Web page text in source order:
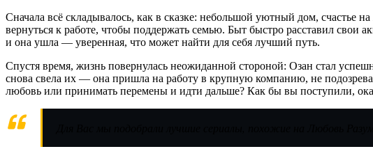
Сначала всё складывалось, как в сказке: небольшой уютный дом, счастье
вернуться к работе, чтобы поддержать семью. Быт быстро расставил
и она ушла — уверенная, что может найти для себя лучший путь.
Спустя время, жизнь повернулась неожиданной стороной: Озан стал
снова свела их — она пришла на работу в крупную компанию, не
любовь или принимать перемены и идти дальше? Как бы вы поступили,